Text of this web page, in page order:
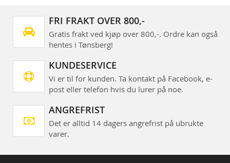
FRI FRAKT OVER 800,-
Gratis frakt ved kjøp over 800,-. Ordre kan også
hentes i Tønsberg!
KUNDESERVICE
Vi er til for kunden. Ta kontakt på Facebook, e-
post eller telefon hvis du lurer på noe.
ANGREFRIST
Det er alltid 14 dagers angrefrist på ubrukte
varer.